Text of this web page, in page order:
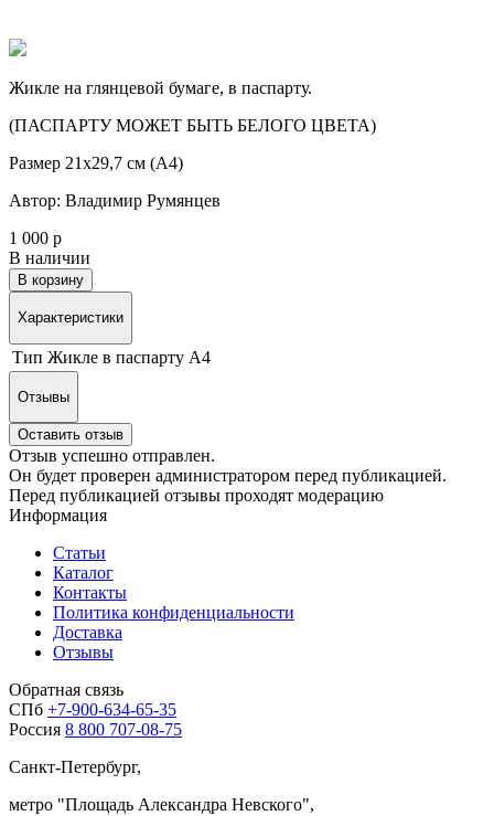
Жикле на глянцевой бумаге, в паспарту.
(ПАСПАРТУ МОЖЕТ БЫТЬ БЕЛОГО ЦВЕТА)
Размер 21х29,7 см (А4)
Автор: Владимир Румянцев
1 000 р
В наличии
В корзину
Характеристики
Тип Жикле в паспарту А4
Отзывы
Оставить отзыв
Отзыв успешно отправлен.
Он будет проверен администратором перед публикацией.
Перед публикацией отзывы проходят модерацию
Информация
Статьи
Каталог
Контакты
Политика конфиденциальности
Доставка
Отзывы
Обратная связь
СПб +7-900-634-65-35
Россия 8 800 707-08-75
Санкт-Петербург,
метро "Площадь Александра Невского",